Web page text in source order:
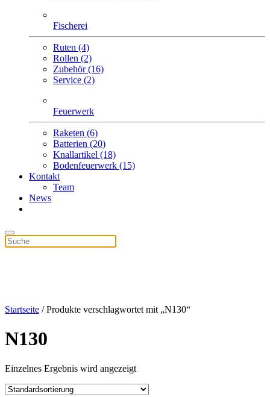
Fischerei
Ruten (4)
Rollen (2)
Zubehör (16)
Service (2)
Feuerwerk
Raketen (6)
Batterien (20)
Knallartikel (18)
Bodenfeuerwerk (15)
Kontakt
Team
News
Startseite / Produkte verschlagwortet mit „N130“
N130
Einzelnes Ergebnis wird angezeigt